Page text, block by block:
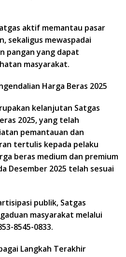
aktif memantau pasar
sekaligus mewaspadai
pangan yang dapat
masyarakat.
Harga Beras 2025
kelanjutan Satgas
2025, yang telah
pemantauan dan
tertulis kepada pelaku
beras medium dan premium
Desember 2025 telah sesuai
publik, Satgas
masyarakat melalui
8545-0833.
Langkah Terakhir